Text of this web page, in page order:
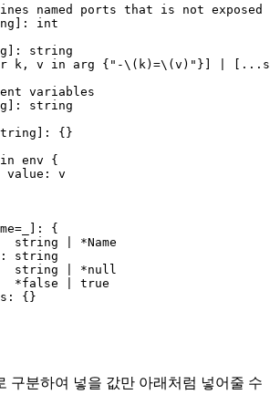
named ports that is not
:
int
:
string
k , v in arg { "-\( k)=\( v)" }]
variables
:
string
:
{}
in env
{
value:
v
]: {
string
*Name
string
string *null
*false
true
{}
구분하여 넣을 값만 아래처럼 넣어줄 수